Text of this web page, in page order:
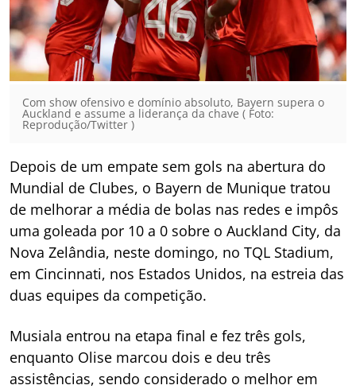
Com show ofensivo e domínio absoluto, Bayern supera o
Auckland e assume a liderança da chave ( Foto:
Reprodução/Twitter )
Depois de um empate sem gols na abertura do
Mundial de Clubes, o Bayern de Munique tratou
de melhorar a média de bolas nas redes e impôs
uma goleada por 10 a 0 sobre o Auckland City, da
Nova Zelândia, neste domingo, no TQL Stadium,
em Cincinnati, nos Estados Unidos, na estreia das
duas equipes da competição.
Musiala entrou na etapa final e fez três gols,
enquanto Olise marcou dois e deu três
assistências, sendo considerado o melhor em